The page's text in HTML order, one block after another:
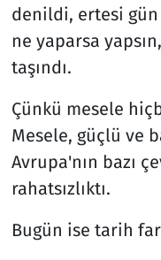
denildi, ertesi
ne yaparsa
taşındı.
Çünkü mesele
Mesele, güçlü ve
Avrupa'nın bazı
rahatsızlıktı.
Bugün ise tarih